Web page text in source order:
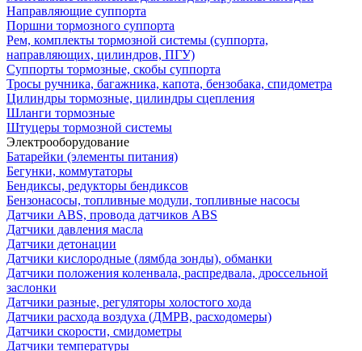
Направляющие суппорта
Поршни тормозного суппорта
Рем, комплекты тормозной системы (суппорта,
направляющих, цилиндров, ПГУ)
Суппорты тормозные, скобы суппорта
Тросы ручника, багажника, капота, бензобака, спидометра
Цилиндры тормозные, цилиндры сцепления
Шланги тормозные
Штуцеры тормозной системы
Электрооборудование
Батарейки (элементы питания)
Бегунки, коммутаторы
Бендиксы, редукторы бендиксов
Бензонасосы, топливные модули, топливные насосы
Датчики ABS, провода датчиков ABS
Датчики давления масла
Датчики детонации
Датчики кислородные (лямбда зонды), обманки
Датчики положения коленвала, распредвала, дроссельной
заслонки
Датчики разные, регуляторы холостого хода
Датчики расхода воздуха (ДМРВ, расходомеры)
Датчики скорости, смидометры
Датчики температуры